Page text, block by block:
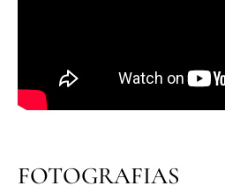
FOTOGRAFIAS